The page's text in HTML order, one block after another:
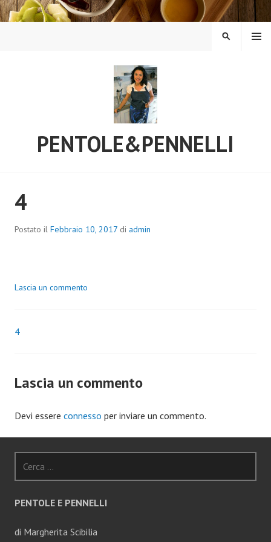
Vai
al
PENTOLE&PENNELLI
MENU
CERCA
4
Postato il Febbraio 10, 2017 di admin
Lascia un commento
Navigazione
4
Lascia un commento
Devi essere connesso per inviare un commento.
per:
PENTOLE E PENNELLI
di Margherita Scibilia